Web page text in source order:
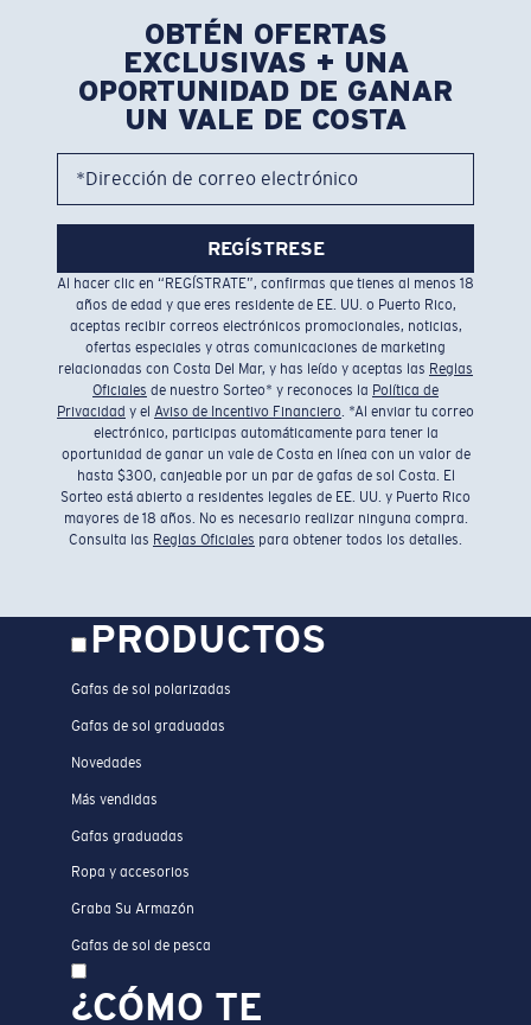
OBTÉN OFERTAS
EXCLUSIVAS + UNA
OPORTUNIDAD DE GANAR
UN VALE DE COSTA
*Dirección de correo electrónico
REGÍSTRESE
Al hacer clic en “REGÍSTRATE”, confirmas que tienes al menos 18
años de edad y que eres residente de EE. UU. o Puerto Rico,
aceptas recibir correos electrónicos promocionales, noticias,
ofertas especiales y otras comunicaciones de marketing
relacionadas con Costa Del Mar, y has leído y aceptas las Reglas
Oficiales de nuestro Sorteo* y reconoces la Política de
Privacidad y el Aviso de Incentivo Financiero. *Al enviar tu correo
electrónico, participas automáticamente para tener la
oportunidad de ganar un vale de Costa en línea con un valor de
hasta $300, canjeable por un par de gafas de sol Costa. El
Sorteo está abierto a residentes legales de EE. UU. y Puerto Rico
mayores de 18 años. No es necesario realizar ninguna compra.
Consulta las Reglas Oficiales para obtener todos los detalles.
PRODUCTOS
Gafas de sol polarizadas
Gafas de sol graduadas
Novedades
Más vendidas
Gafas graduadas
Ropa y accesorios
Graba Su Armazón
Gafas de sol de pesca
¿CÓMO TE